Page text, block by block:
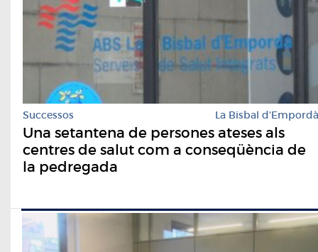
Successos La Bisbal d'Empordà
Una setantena de persones ateses als
centres de salut com a conseqüència de
la pedregada